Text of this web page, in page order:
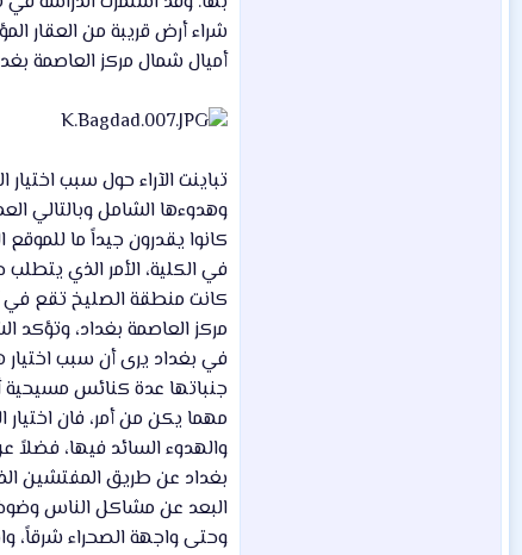
شراء أرض قريبة من العقار
أميال شمال مركز العاصمة
تباينت الآراء حول سبب
وهدوءها الشامل وبالتالي
كانوا يقدرون جيداً ما
في الكلية، الأمر الذي
كانت منطقة الصليخ تقع في
مركز العاصمة بغداد، وتؤكد
في بغداد يرى أن سبب
جنباتها عدة كنائس مسيحية
مهما يكن من أمر، فان
والهدوء السائد فيها، فضلاً
بغداد عن طريق المفتشين
البعد عن مشاكل الناس
وحتى واجهة الصحراء شرقاً، واستمر